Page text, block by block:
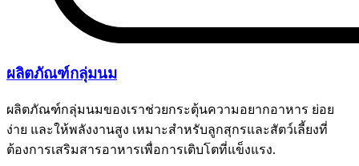
ผลิตภัณฑ์กลุ่มนม
ผลิตภัณฑ์กลุ่มนมของเราช่วยกระตุ้นความอยากอาหาร ย่อย
ง่าย และให้พลังงานสูง เหมาะสำหรับลูกสุกรและสัตว์เลี้ยงที่
ต้องการเสริมสารอาหารเพื่อการเติบโตที่แข็งแรง.